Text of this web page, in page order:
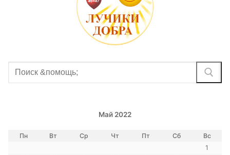
Найти:
Май 2022
Пн Вт Ср Чт Пт Сб
Вс
1